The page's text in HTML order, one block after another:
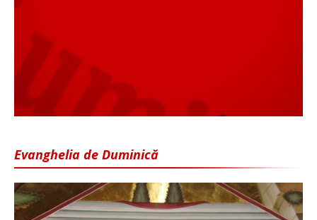
Evanghelia de Duminică